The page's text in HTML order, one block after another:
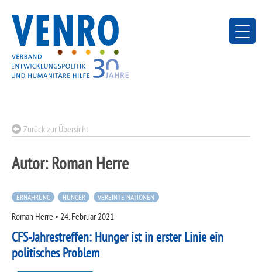
content
Zurück zur Übersicht
Autor:Roman Herre
ERNÄHRUNG HUNGER VEREINTE NATIONEN
Roman Herre • 24. Februar 2021
CFS-Jahrestreffen: Hunger ist in erster Linie ein
politisches Problem